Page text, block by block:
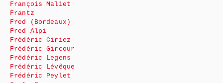
François Maliet
Frantz
Fred (Bordeaux)
Fred Alpi
Frédéric Ciriez
Frédéric Gircour
Frédéric Legens
Frédéric Lévêque
Frédéric Peylet